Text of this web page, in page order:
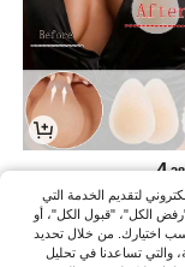
4
لتقديم الخدمة التي
الكل"، "قبول الكل"، أو
اختيارك. من خلال تحديد
والتي تساعدنا في تحليل